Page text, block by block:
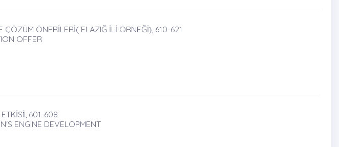
ÖNERİLERİ( ELAZIĞ İLİ ÖRNEĞİ)̇, 610-621
OFFER
601-608
ENGINE DEVELOPMENT